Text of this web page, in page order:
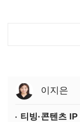
이지은